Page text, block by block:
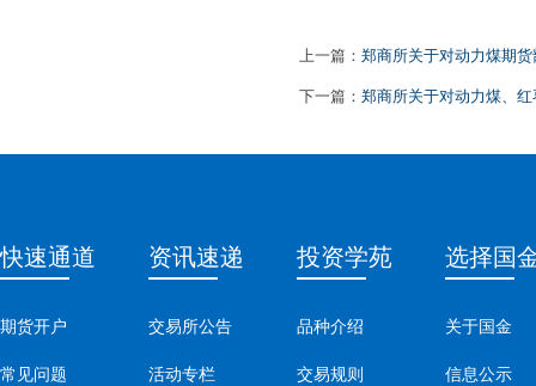
上一篇： 郑商所关于对动力煤期
下一篇： 郑商所关于对动力煤、
快速通道
期货开户
常见问题
资讯速递
交易所公告
活动专栏
投资学苑
品种介绍
交易规则
选择国
关于国金
信息公示